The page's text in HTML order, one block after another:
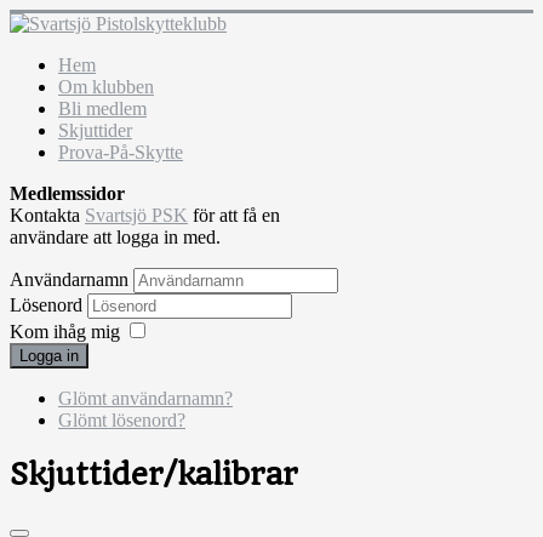
Hem
Om klubben
Bli medlem
Skjuttider
Prova-På-Skytte
Medlemssidor
Kontakta Svartsjö PSK för att få en
användare att logga in med.
Användarnamn
Lösenord
Kom ihåg mig
Logga in
Glömt användarnamn?
Glömt lösenord?
Skjuttider/kalibrar